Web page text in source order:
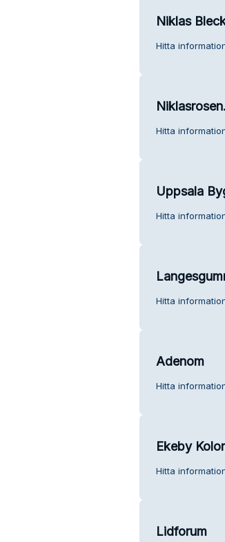
Niklas
Hitta
Hitta
Uppsala
Hitta
Hitta
Adenom
Hitta
Ekeby
Hitta
Lidforum